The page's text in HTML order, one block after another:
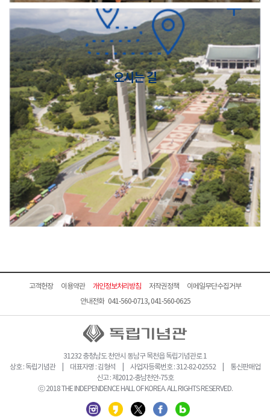
오시는 길
고객헌장 이용약관 개인정보처리방침 저작권정책
이메일무단수집거부
안내전화 041-560-0713, 041-560-0625
31232 충청남도 천안시 동남구 목천읍 독립기념관로 1
상호 : 독립기념관 | 대표자명 : 김형석 | 사업자등록번호 : 312-82-02552 | 통신판매업
신고 : 제2012-충남천안-75호
ⓒ 2018 THE INDEPENDENCE HALL OF KOREA. ALL RIGHTS RESERVED.